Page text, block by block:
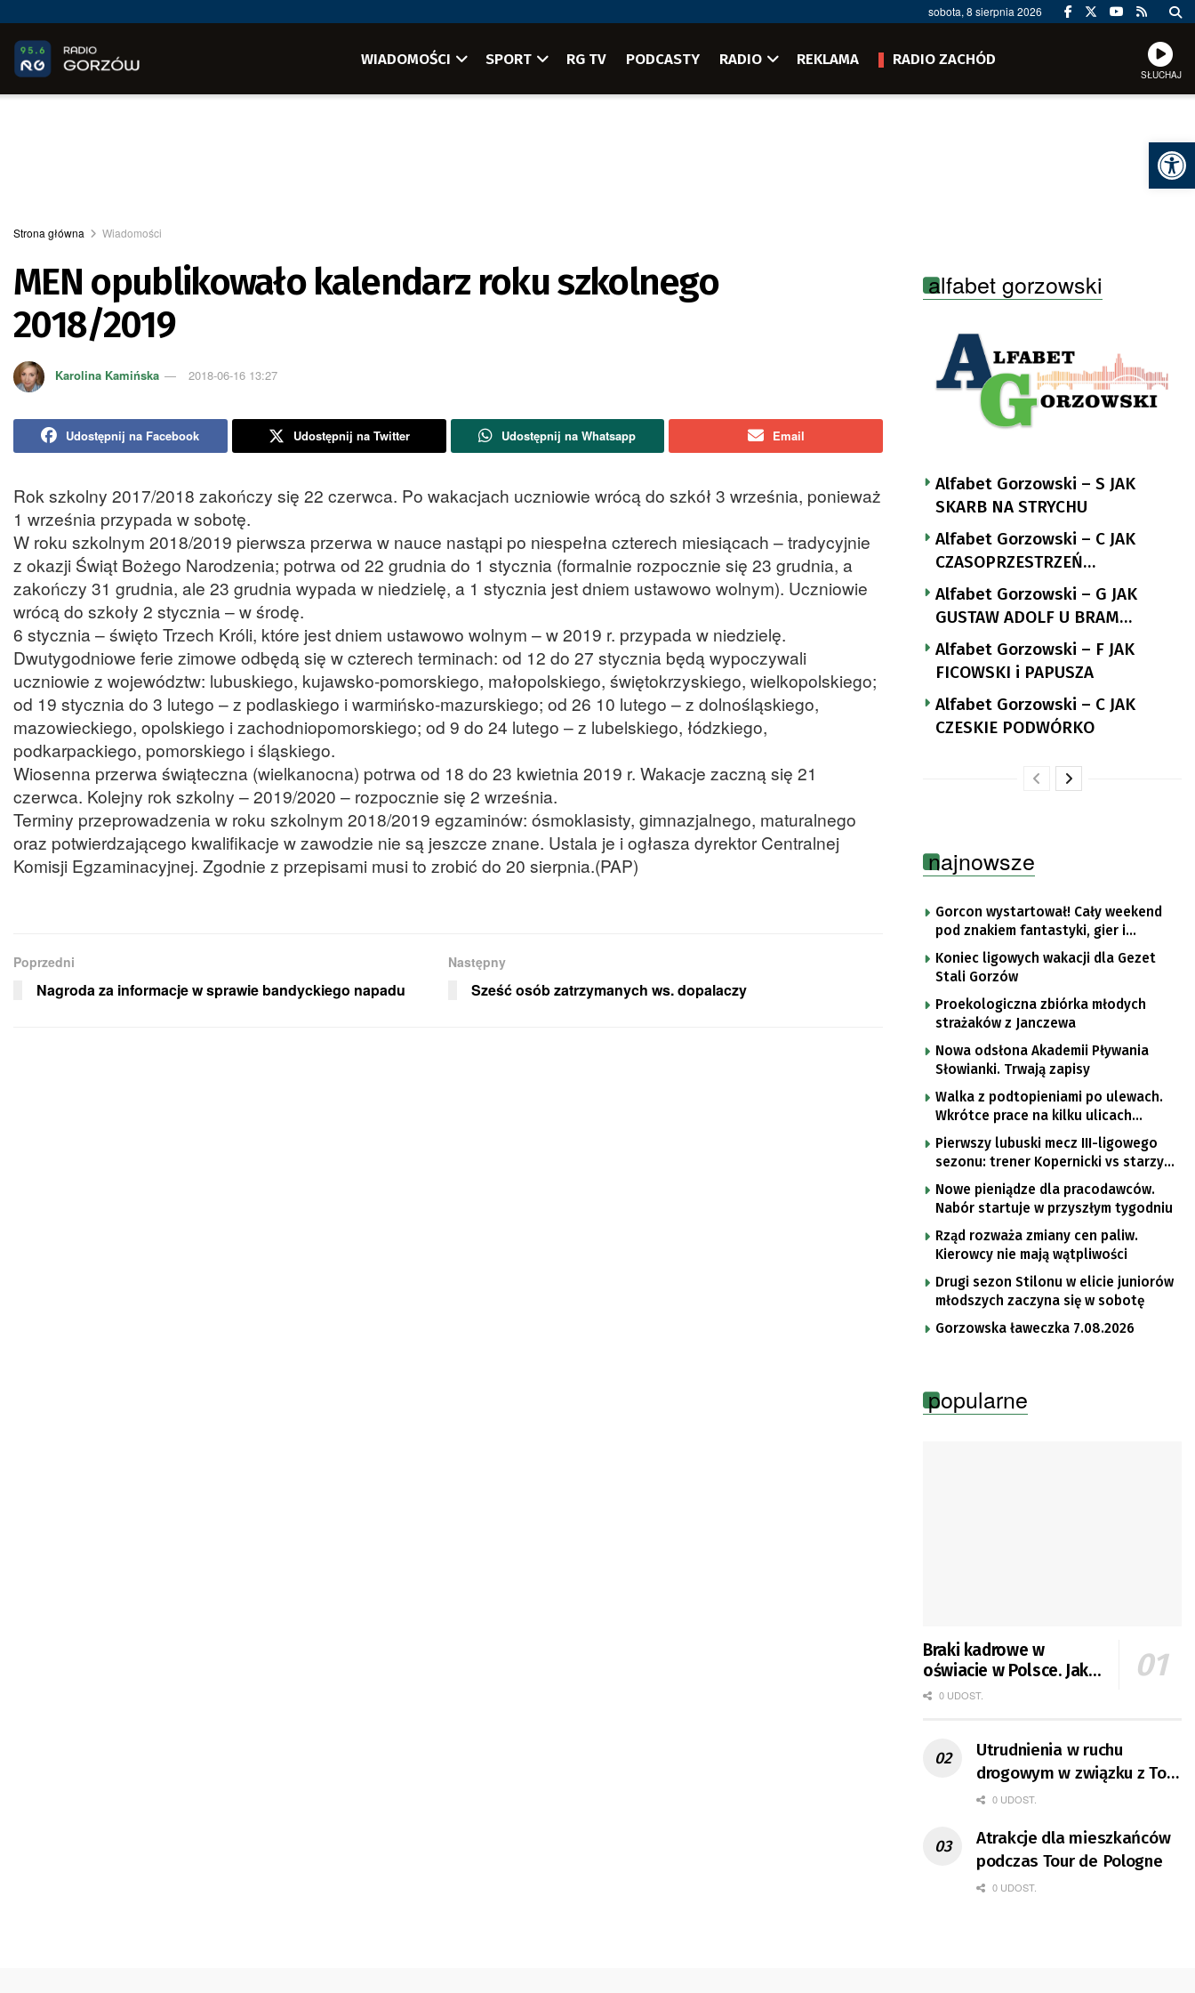
sobota, 8 sierpnia 2026
WIADOMOŚCI SPORT RG TV PODCASTY RADIO REKLAMA RADIO ZACHÓD
SŁUCHAJ
Strona główna Wiadomości
MEN opublikowało kalendarz roku szkolnego
2018/2019
Karolina Kamińska 2018-06-16 13:27
Udostępnij na Facebook Udostępnij na Twitter Udostępnij na Whatsapp Email
Rok szkolny 2017/2018 zakończy się 22 czerwca. Po wakacjach uczniowie wrócą do szkół 3 września, ponieważ
1 września przypada w sobotę.
W roku szkolnym 2018/2019 pierwsza przerwa w nauce nastąpi po niespełna czterech miesiącach – tradycyjnie
z okazji Świąt Bożego Narodzenia; potrwa od 22 grudnia do 1 stycznia (formalnie rozpocznie się 23 grudnia, a
zakończy 31 grudnia, ale 23 grudnia wypada w niedzielę, a 1 stycznia jest dniem ustawowo wolnym). Uczniowie
wrócą do szkoły 2 stycznia – w środę.
6 stycznia – święto Trzech Króli, które jest dniem ustawowo wolnym – w 2019 r. przypada w niedzielę.
Dwutygodniowe ferie zimowe odbędą się w czterech terminach: od 12 do 27 stycznia będą wypoczywali
uczniowie z województw: lubuskiego, kujawsko-pomorskiego, małopolskiego, świętokrzyskiego, wielkopolskiego;
od 19 stycznia do 3 lutego – z podlaskiego i warmińsko-mazurskiego; od 26 10 lutego – z dolnośląskiego,
mazowieckiego, opolskiego i zachodniopomorskiego; od 9 do 24 lutego – z lubelskiego, łódzkiego,
podkarpackiego, pomorskiego i śląskiego.
Wiosenna przerwa świąteczna (wielkanocna) potrwa od 18 do 23 kwietnia 2019 r. Wakacje zaczną się 21
czerwca. Kolejny rok szkolny – 2019/2020 – rozpocznie się 2 września.
Terminy przeprowadzenia w roku szkolnym 2018/2019 egzaminów: ósmoklasisty, gimnazjalnego, maturalnego
oraz potwierdzającego kwalifikacje w zawodzie nie są jeszcze znane. Ustala je i ogłasza dyrektor Centralnej
Komisji Egzaminacyjnej. Zgodnie z przepisami musi to zrobić do 20 sierpnia.(PAP)
Poprzedni
Nagroda za informacje w sprawie bandyckiego napadu
Następny
Sześć osób zatrzymanych ws. dopalaczy
alfabet gorzowski
Alfabet Gorzowski – S JAK
SKARB NA STRYCHU
Alfabet Gorzowski – C JAK
CZASOPRZESTRZEŃ
NUTTGENSA
Alfabet Gorzowski – G JAK
GUSTAW ADOLF U BRAM
LANDSBERGA
Alfabet Gorzowski – F JAK
FICOWSKI i PAPUSZA
Alfabet Gorzowski – C JAK
CZESKIE PODWÓRKO
najnowsze
Gorcon wystartował! Cały weekend
pod znakiem fantastyki, gier i
popkultury
Koniec ligowych wakacji dla Gezet
Stali Gorzów
Proekologiczna zbiórka młodych
strażaków z Janczewa
Nowa odsłona Akademii Pływania
Słowianki. Trwają zapisy
Walka z podtopieniami po ulewach.
Wkrótce prace na kilku ulicach
Gorzowa
Pierwszy lubuski mecz III-ligowego
sezonu: trener Kopernicki vs starzy
znajomi
Nowe pieniądze dla pracodawców.
Nabór startuje w przyszłym tygodniu
Rząd rozważa zmiany cen paliw.
Kierowcy nie mają wątpliwości
Drugi sezon Stilonu w elicie juniorów
młodszych zaczyna się w sobotę
Gorzowska ławeczka 7.08.2026
popularne
Braki kadrowe w
oświacie w Polsce. Jak
jest w Gorzowie?
0 UDOST.
Utrudnienia w ruchu
drogowym w związku z Tour
de Pologne
0 UDOST.
Atrakcje dla mieszkańców
podczas Tour de Pologne
0 UDOST.